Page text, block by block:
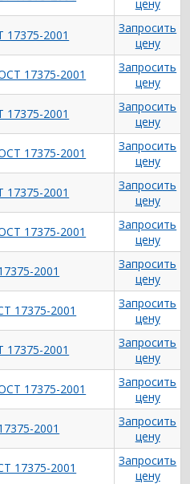
цену
17375-2001
Запросить
цену
17375-2001
Запросить
цену
17375-2001
Запросить
цену
17375-2001
Запросить
цену
17375-2001
Запросить
цену
17375-2001
Запросить
цену
2001
Запросить
цену
17375-2001
Запросить
цену
17375-2001
Запросить
цену
17375-2001
Запросить
цену
2001
Запросить
цену
17375-2001
Запросить
цену